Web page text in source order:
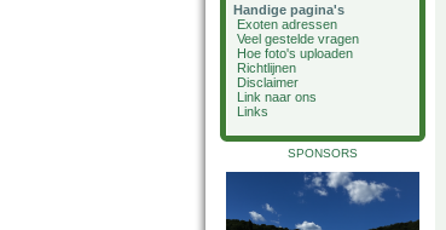
Handige pagina's
Exoten adressen
Veel gestelde vragen
Hoe foto's uploaden
Richtlijnen
Disclaimer
Link naar ons
Links
SPONSORS